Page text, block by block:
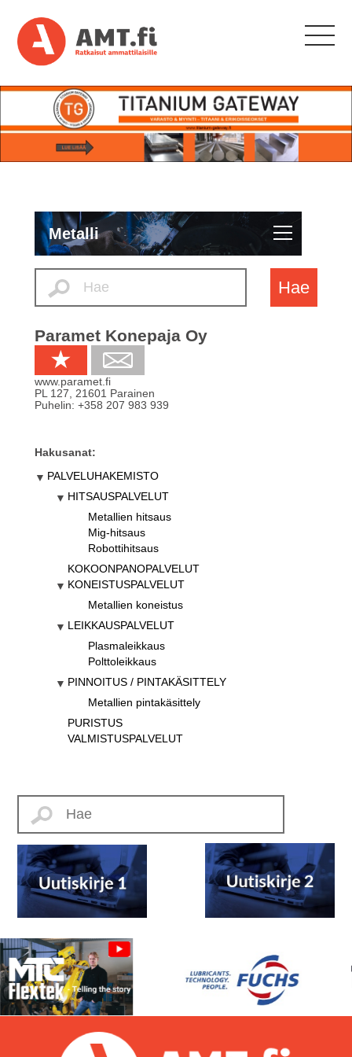
Metalli
Hae
Paramet Konepaja Oy
www.paramet.fi
PL 127
21601 Parainen
Puhelin: +358 207 983 939
Hakusanat:
PALVELUHAKEMISTO
HITSAUSPALVELUT
Metallien hitsaus
Mig-hitsaus
Robottihitsaus
KOKOONPANOPALVELUT
KONEISTUSPALVELUT
Metallien koneistus
LEIKKAUSPALVELUT
Plasmaleikkaus
Polttoleikkaus
PINNOITUS / PINTAKÄSITTELY
Metallien pintakäsittely
PURISTUS
VALMISTUSPALVELUT